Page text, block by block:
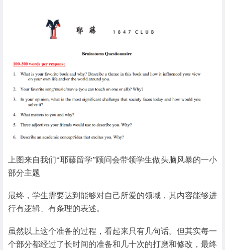
上图来自我们“耶藤留学”顾问会带领学生做头脑风暴的一小
部分主题
最终，学生需要达到能够对自己所爱的领域，其内容能够进
行有逻辑、有条理的表述。
虽然以上这个准备的过程，看起来只有几句话。但其实每一
个部分都经过了长时间的准备和几十次的打磨和修改，最终